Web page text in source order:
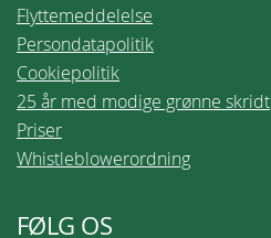
Flyttemeddelelse
Persondatapolitik
Cookiepolitik
25 år med modige grønne skridt
Priser
Whistleblowerordning
FØLG OS